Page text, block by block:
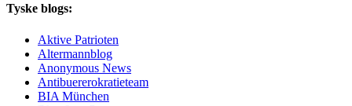
Tyske blogs:
Aktive Patrioten
Altermannblog
Anonymous News
Antibuererokratieteam
BIA München